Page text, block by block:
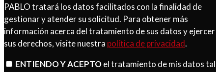
PABLO tratará los datos facilitados con la finalidad de
gestionar y atender su solicitud. Para obtener más
información acerca del tratamiento de sus datos y ejercer
sus derechos, visite nuestra política de privacidad.
ENTIENDO Y ACEPTOel tratamiento de mis datos tal